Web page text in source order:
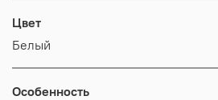
Цвет
Белый
Особенность